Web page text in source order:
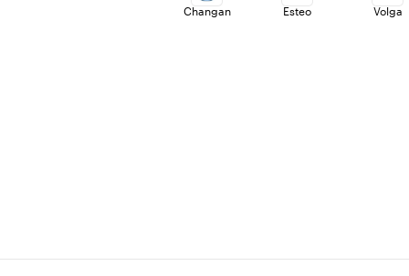
Кредитные рейтинги Франшизы
Changan Esteo Volga